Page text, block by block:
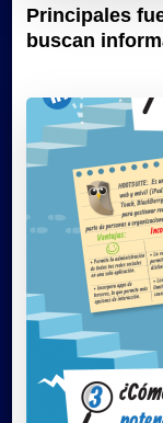
Principales
buscan